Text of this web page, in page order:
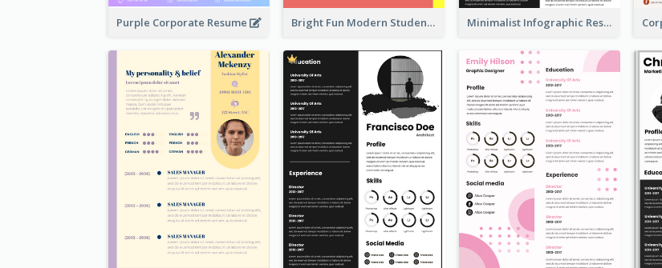
Purple Corporate Resume Bright Fun Modern Student Resume Minimalist Infographic Resume